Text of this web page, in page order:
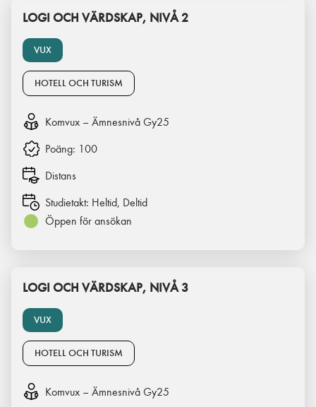
VUX
LOGI OCH VÄRDSKAP, NIVÅ 2
HOTELL OCH TURISM
Komvux – Ämnesnivå Gy25
Poäng: 100
Distans
Studietakt: Heltid, Deltid
Öppen för ansökan
VUX
LOGI OCH VÄRDSKAP, NIVÅ 3
HOTELL OCH TURISM
Komvux – Ämnesnivå Gy25